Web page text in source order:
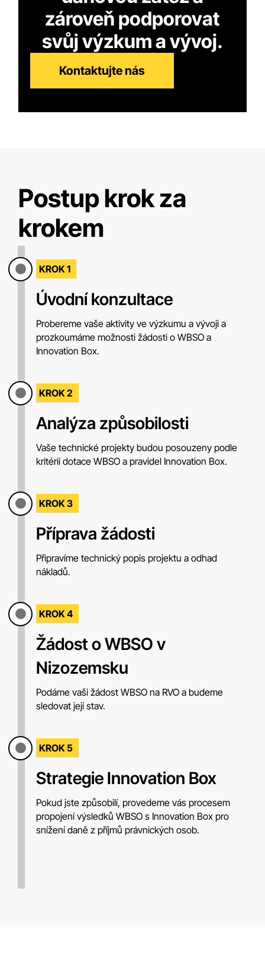
zároveň podporovat
svůj výzkum a vývoj.
Kontaktujte nás
Postup krok za
krokem
KROK 1
Úvodní konzultace
Probereme vaše aktivity ve výzkumu a vývoji a
prozkoumáme možnosti žádosti o WBSO a
Innovation Box.
KROK 2
Analýza způsobilosti
Vaše technické projekty budou posouzeny podle
kritérií dotace WBSO a pravidel Innovation Box.
KROK 3
Příprava žádosti
Připravíme technický popis projektu a odhad
nákladů.
KROK 4
Žádost o WBSO v
Nizozemsku
Podáme vaši žádost WBSO na RVO a budeme
sledovat její stav.
KROK 5
Strategie Innovation Box
Pokud jste způsobilí, provedeme vás procesem
propojení výsledků WBSO s Innovation Box pro
snížení daně z příjmů právnických osob.